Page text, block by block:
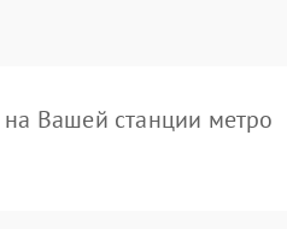
Вашей станции метро